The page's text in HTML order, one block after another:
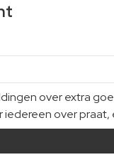
over extra
over praat,